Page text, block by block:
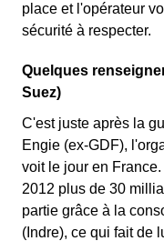
place et l'opérateur
sécurité à respecter.
Quelques
Suez)
C'est juste après la
Engie (ex-GDF),
voit le jour en
2012 plus de 30
partie grâce à la
(Indre), ce qui fait de